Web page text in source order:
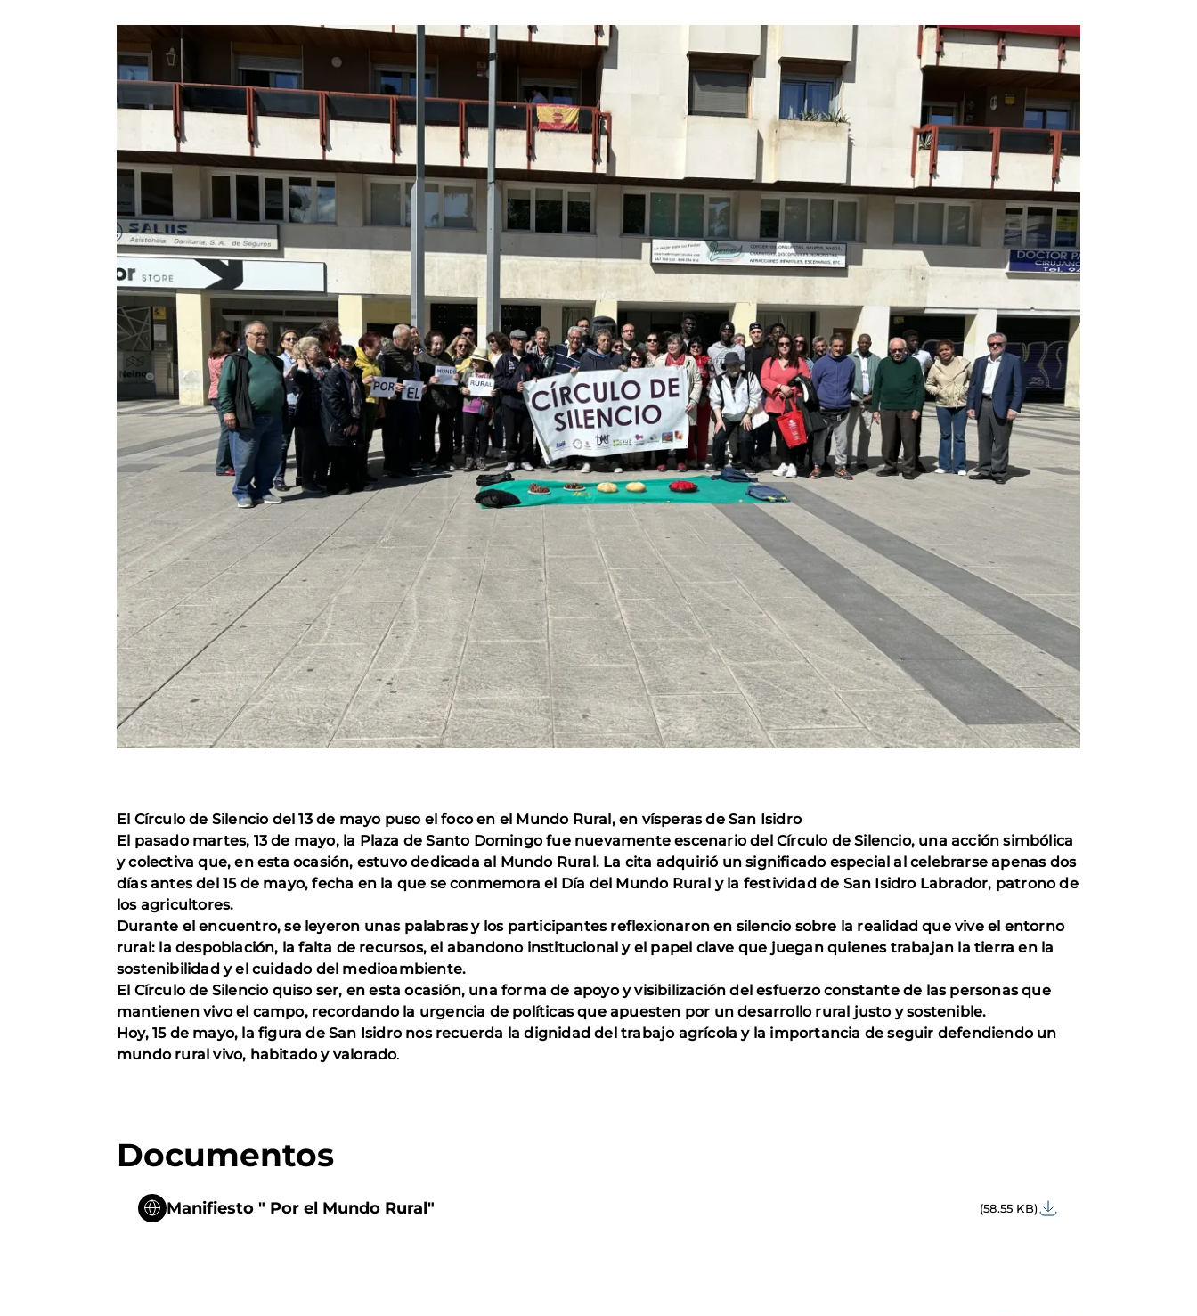
El Círculo de Silencio del 13 de mayo puso el foco en el Mundo Rural, en vísperas de San Isidro
El pasado martes, 13 de mayo, la Plaza de Santo Domingo fue nuevamente escenario del Círculo de Silencio, una acción simbólica
y colectiva que, en esta ocasión, estuvo dedicada al Mundo Rural. La cita adquirió un significado especial al celebrarse apenas dos
días antes del 15 de mayo, fecha en la que se conmemora el Día del Mundo Rural y la festividad de San Isidro Labrador, patrono de
los agricultores.
Durante el encuentro, se leyeron unas palabras y los participantes reflexionaron en silencio sobre la realidad que vive el entorno
rural: la despoblación, la falta de recursos, el abandono institucional y el papel clave que juegan quienes trabajan la tierra en la
sostenibilidad y el cuidado del medioambiente.
El Círculo de Silencio quiso ser, en esta ocasión, una forma de apoyo y visibilización del esfuerzo constante de las personas que
mantienen vivo el campo, recordando la urgencia de políticas que apuesten por un desarrollo rural justo y sostenible.
Hoy, 15 de mayo, la figura de San Isidro nos recuerda la dignidad del trabajo agrícola y la importancia de seguir defendiendo un
mundo rural vivo, habitado y valorado.
Documentos
Manifiesto " Por el Mundo Rural" (58.55 KB)